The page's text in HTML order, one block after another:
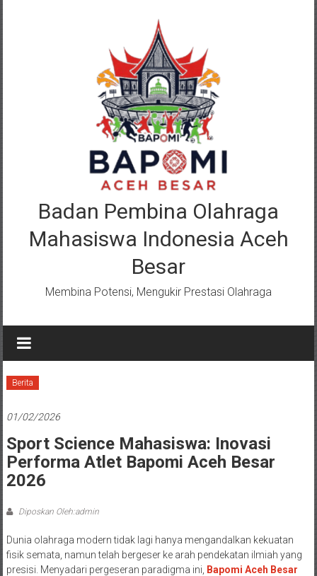
Badan Pembina Olahraga
Mahasiswa Indonesia Aceh
Besar
Membina Potensi, Mengukir Prestasi Olahraga
Berita
01/02/2026
Sport Science Mahasiswa: Inovasi
Performa Atlet Bapomi Aceh Besar
2026
Diposkan Oleh:admin
Dunia olahraga modern tidak lagi hanya mengandalkan kekuatan
fisik semata, namun telah bergeser ke arah pendekatan ilmiah yang
presisi. Menyadari pergeseran paradigma ini,
Bapomi Aceh Besar